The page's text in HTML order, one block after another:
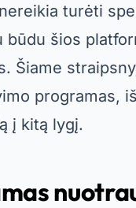
turėti
šios
Šiame
programas,
į kitą lygį.